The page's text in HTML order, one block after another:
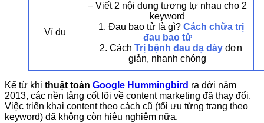
Ví dụ
– Viết 2 nội dung tương tự nhau cho 2
keyword
1. Đau bao tử là gì? Cách chữa trị
đau bao tử
2. Cách Trị bệnh đau dạ dày đơn
giản, nhanh chóng
Kể từ khi thuật toán Google Hummingbird ra đời năm
2013, các nền tảng cốt lõi về content marketing đã thay đổi.
Việc triển khai content theo cách cũ (tối ưu từng trang theo
keyword) đã không còn hiệu nghiệm nữa.